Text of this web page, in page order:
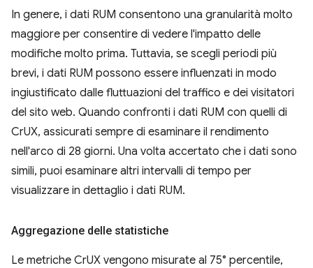
In genere, i dati RUM consentono una granularità molto
maggiore per consentire di vedere l'impatto delle
modifiche molto prima. Tuttavia, se scegli periodi più
brevi, i dati RUM possono essere influenzati in modo
ingiustificato dalle fluttuazioni del traffico e dei visitatori
del sito web. Quando confronti i dati RUM con quelli di
CrUX, assicurati sempre di esaminare il rendimento
nell'arco di 28 giorni. Una volta accertato che i dati sono
simili, puoi esaminare altri intervalli di tempo per
visualizzare in dettaglio i dati RUM.
Aggregazione delle statistiche
Le metriche CrUX vengono misurate al 75° percentile,